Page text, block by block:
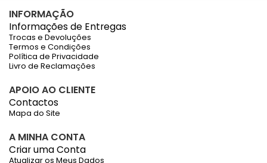
INFORMAÇÃO
Informações de Entregas
Trocas e Devoluções
Termos e Condições
Política de Privacidade
Livro de Reclamações
APOIO AO CLIENTE
Contactos
Mapa do Site
A MINHA CONTA
Criar uma Conta
Atualizar os Meus Dados